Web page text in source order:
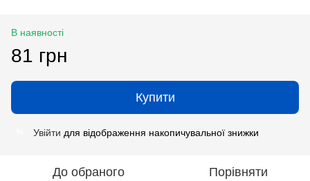
В наявності
81 грн
Купити
Увійти для відображення накопичувальної знижки
До обраного Порівняти